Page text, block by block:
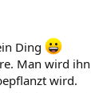
Ding
Man wird
wird.